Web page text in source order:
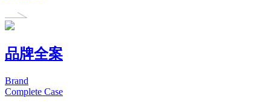
品牌全案
Brand
Complete Case